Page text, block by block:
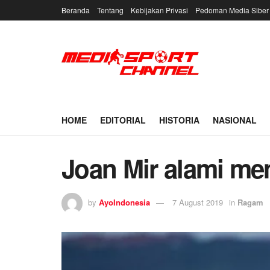
Beranda Tentang Kebijakan Privasi Pedoman Media Siber
HOME EDITORIAL HISTORIA NASIONAL
Joan Mir alami
by AyoIndonesia 7 August 2019 in Ragam